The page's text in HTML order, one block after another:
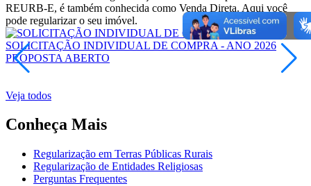
REURB-E, é também conhecida como Venda Direta. Aqui você
pode regularizar o seu imóvel.
SOLICITAÇÃO INDIVIDUAL DE COMPRA - ANO 2026
PROPOSTA ABERTO
Veja todos
Conheça Mais
Regularização em Terras Públicas Rurais
Regularização de Entidades Religiosas
Perguntas Frequentes